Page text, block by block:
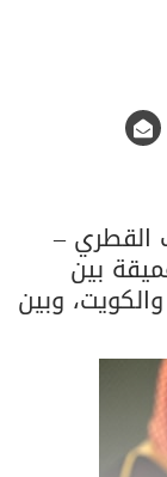
القطري –
بين
وبين